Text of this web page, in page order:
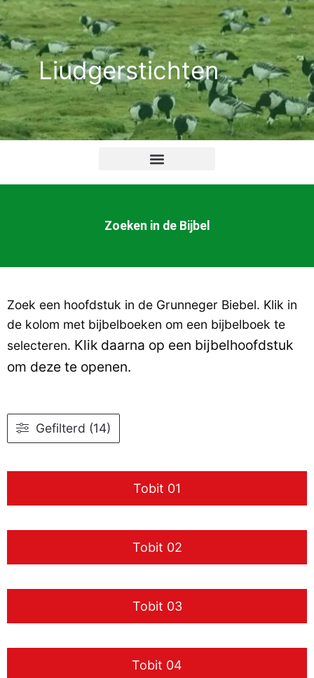
Ga
naar
de
inhoudLiudgerstichten
Zoeken in de Bijbel
Zoek een hoofdstuk in de Grunneger Biebel. Klik in
de kolom met bijbelboeken om een bijbelboek te
selecteren. Klik daarna op een bijbelhoofdstuk
om deze te openen.
Gefilterd (14)
Tobit 01
Tobit 02
Tobit 03
Tobit 04